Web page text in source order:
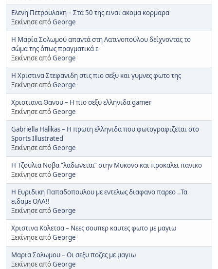
Ελενη Πετρουλακη – Στα 50 της ειναι ακομα κορμαρα
Ξεκίνησε απόGeorge
Η Μαρία Σολωμού απαντά στη Λατινοπούλου δείχνοντας το
σώμα της όπως πραγματικά ε
Ξεκίνησε απόGeorge
H Χριστινα Στεφανιδη στις πιο σεξυ και γυμνες φωτο της
Ξεκίνησε απόGeorge
Χριστιανα Θανου – Η πιο σεξυ ελληνιδα gamer
Ξεκίνησε απόGeorge
Gabriella Halikas – Η πρωτη ελληνιδα που φωτογραφιζεται στo
Sports Illustrated
Ξεκίνησε απόGeorge
Η Τζουλια Νοβα “λαδωνεται” στην Μυκονο και προκαλει πανικο
Ξεκίνησε απόGeorge
Η Ευριδικη Παπαδοπουλου με εντελως διαφανο παρεο ..Τα
ειδαμε ΟΛΑ!!
Ξεκίνησε απόGeorge
Χριστινα Κολετσα – Νεες σουπερ καυτες φωτο με μαγιω
Ξεκίνησε απόGeorge
Μαρια Σολωμου – Οι σεξυ ποζες με μαγιω
Ξεκίνησε απόGeorge